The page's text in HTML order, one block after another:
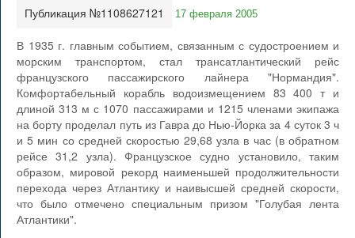
Публикация №1108627121 17 февраля 2005
В 1935 г. главным событием, связанным с судостроением и
морским транспортом, стал трансатлантический рейс
французского пассажирского лайнера "Нормандия".
Комфортабельный корабль водоизмещением 83 400 т и
длиной 313 м с 1070 пассажирами и 1215 членами экипажа
на борту проделал путь из Гавра до Нью-Йорка за 4 суток 3 ч
и 5 мин со средней скоростью 29,68 узла в час (в обратном
рейсе 31,2 узла). Французское судно установило, таким
образом, мировой рекорд наименьшей продолжительности
перехода через Атлантику и наивысшей средней скорости,
что было отмечено специальным призом "Голубая лента
Атлантики".